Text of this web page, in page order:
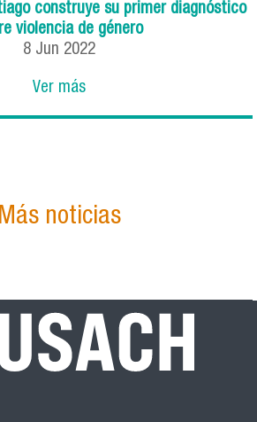
construye su primer diagnóstico
violencia de género
8 Jun 2022
Ver más
Más noticias